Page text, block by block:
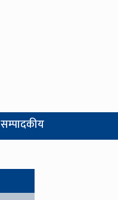
सम्पादकीय